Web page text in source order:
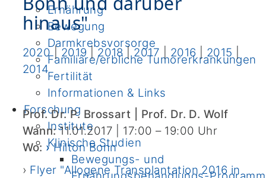
Ernährung
Bewegung
Darmkrebsvorsorge
Familiäre/erbliche Tumorerkrankungen
Fertilität
Informationen & Links
Forschung
Institute
Klinische Studien
Bewegungs- und
hinaus"
2020| 2019 2018 |2017 2016 2015
2014
Prof. Dr. P. Brossart | Prof. Dr. D. Wolf
Wann:11.01.2017 | 17:00 – 19:00 Uhr
Wo: ›Hilton Bonn
› Flyer "Allogene Transplantation 2016 in